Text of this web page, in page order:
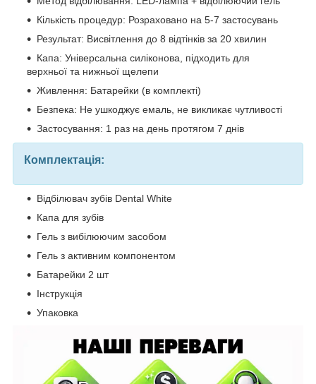
Кількість процедур: Розраховано на 5-7 застосувань
Результат: Висвітлення до 8 відтінків за 20 хвилин
Капа: Універсальна силіконова, підходить для
верхньої та нижньої щелепи
Живлення: Батарейки (в комплекті)
Безпека: Не ушкоджує емаль, не викликає чутливості
Застосування: 1 раз на день протягом 7 днів
Комплектація:
Відбілювач зубів Dental White
Капа для зубів
Гель з вибілюючим засобом
Гель з активним компонентом
Батарейки 2 шт
Інструкція
Упаковка